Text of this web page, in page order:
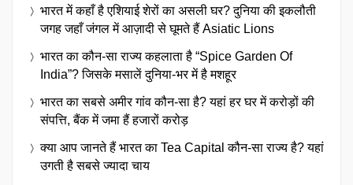
भारत में कहाँ है एशियाई शेरों का असली घर? दुनिया की इकलौती
जगह जहाँ जंगल में आज़ादी से घूमते हैं Asiatic Lions
भारत का कौन-सा राज्य कहलाता है “Spice Garden Of
India”? जिसके मसालें दुनिया-भर में है मशहूर
भारत का सबसे अमीर गांव कौन-सा है? यहां हर घर में करोड़ों की
संपत्ति, बैंक में जमा हैं हजारों करोड़
क्या आप जानते हैं भारत का Tea Capital कौन-सा राज्य है? यहां
उगती है सबसे ज्यादा चाय